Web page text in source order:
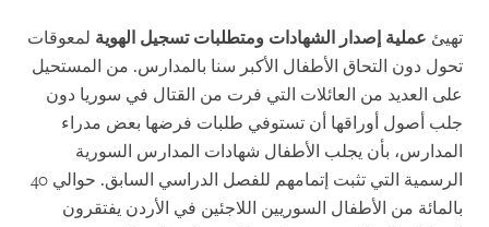
تهيئ عملية إصدار الشهادات ومتطلبات تسجيل الهوية لمعوقات
تحول دون التحاق الأطفال الأكبر سنا بالمدارس. من المستحيل
على العديد من العائلات التي فرت من القتال في سوريا دون
جلب أصول أوراقها أن تستوفي طلبات فرضها بعض مدراء
المدارس، بأن يجلب الأطفال شهادات المدارس السورية
الرسمية التي تثبت إتمامهم للفصل الدراسي السابق. حوالي 40
بالمائة من الأطفال السوريين اللاجئين في الأردن يفتقرون